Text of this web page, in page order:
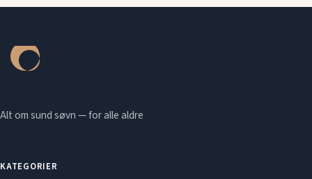
Alt om sund søvn — for alle aldre
KATEGORIER